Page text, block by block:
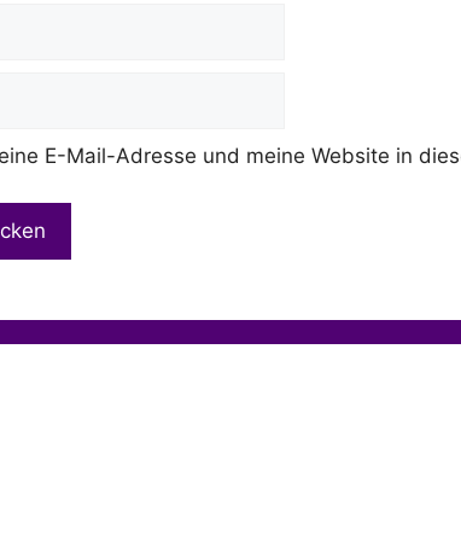
E-Mail-Adresse und meine Website in